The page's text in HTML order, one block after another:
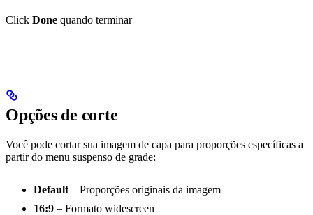
Click Done quando terminar
Opções de corte
Você pode cortar sua imagem de capa para proporções específicas a
partir do menu suspenso de grade:
Default – Proporções originais da imagem
16:9 – Formato widescreen